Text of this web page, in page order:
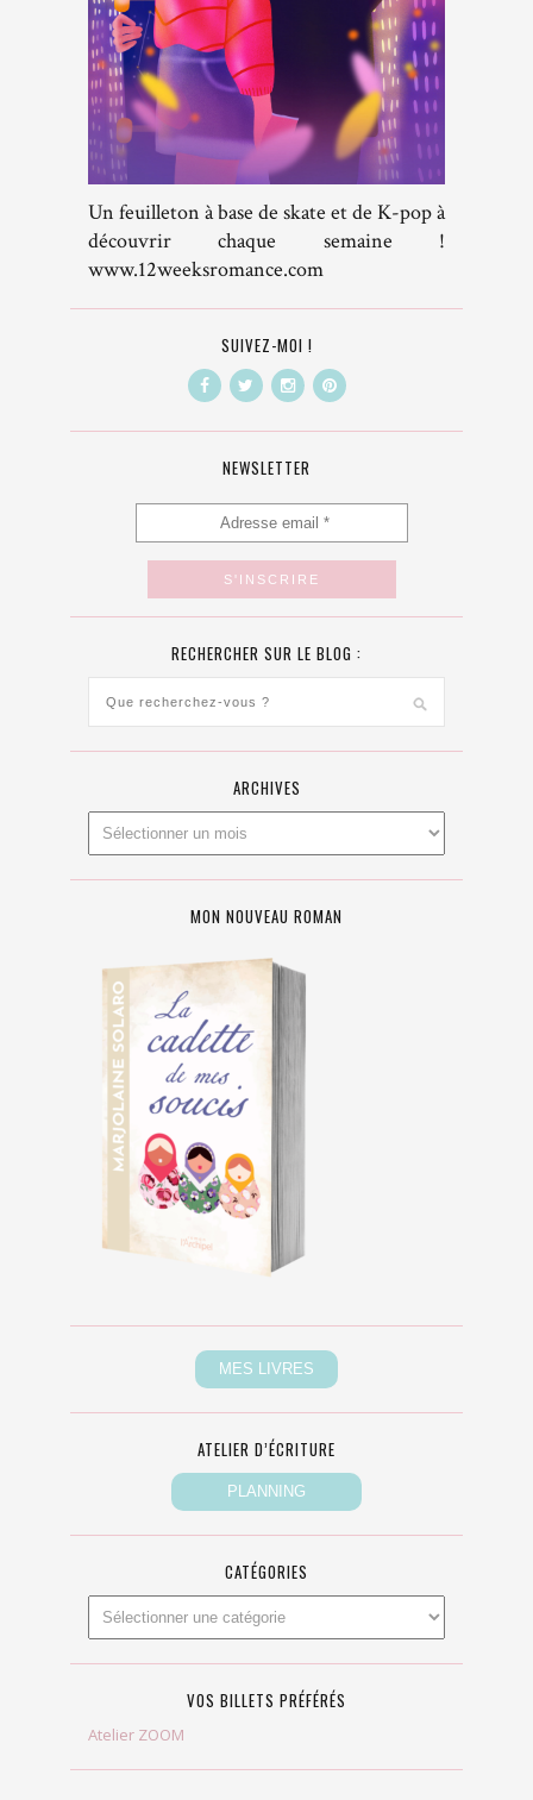
Un feuilleton à base de skate et de K-pop à
découvrir chaque semaine !
www.12weeksromance.com
SUIVEZ-MOI !
NEWSLETTER
RECHERCHER SUR LE BLOG :
ARCHIVES
MON NOUVEAU ROMAN
ATELIER D’ÉCRITURE
CATÉGORIES
VOS BILLETS PRÉFÉRÉS
Atelier ZOOM